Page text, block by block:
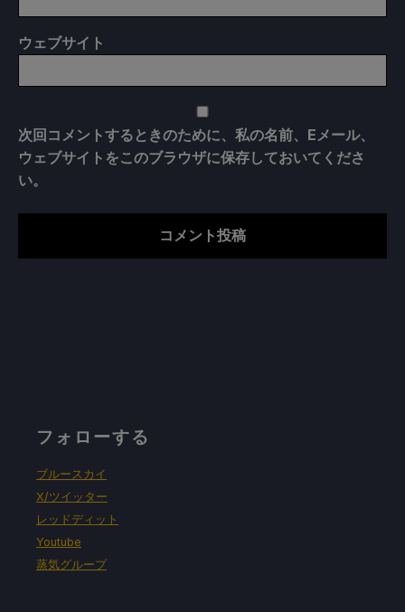
ウェブサイト
次回コメントするときのために、私の名前、Eメール、
ウェブサイトをこのブラウザに保存しておいてくださ
い。
フォローする
ブルースカイ
X/ツイッター
レッドディット
Youtube
蒸気グループ